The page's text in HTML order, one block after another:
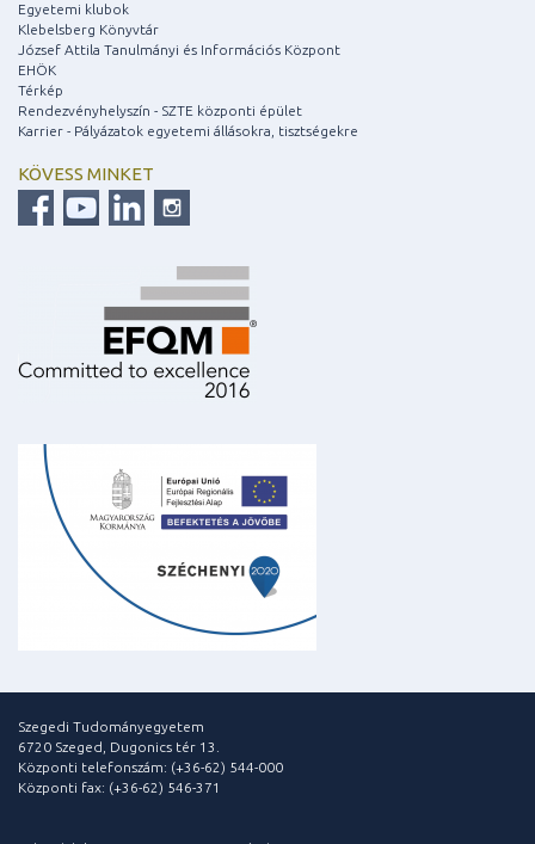
Egyetemi klubok
Klebelsberg Könyvtár
József Attila Tanulmányi és Információs Központ
EHÖK
Térkép
Rendezvényhelyszín - SZTE központi épület
Karrier - Pályázatok egyetemi állásokra, tisztségekre
KÖVESS MINKET
Szegedi Tudományegyetem
6720 Szeged, Dugonics tér 13.
Központi telefonszám: (+36-62) 544-000
Központi fax: (+36-62) 546-371